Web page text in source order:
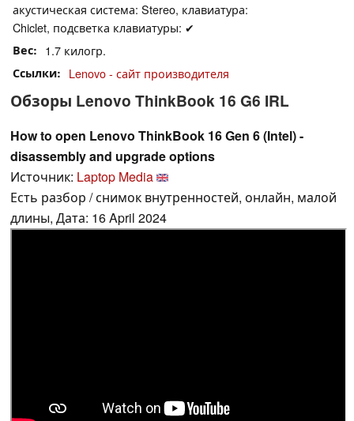
акустическая система: Stereo, клавиатура:
Chiclet, подсветка клавиатуры: ✔
Вес 1.7 килогр.
Ссылки Lenovo - сайт производителя
Обзоры Lenovo ThinkBook 16 G6 IRL
How to open Lenovo ThinkBook 16 Gen 6 (Intel) -
disassembly and upgrade options
Источник: Laptop Media
Есть разбор / снимок внутренностей, онлайн, малой
длины, Дата: 16 April 2024